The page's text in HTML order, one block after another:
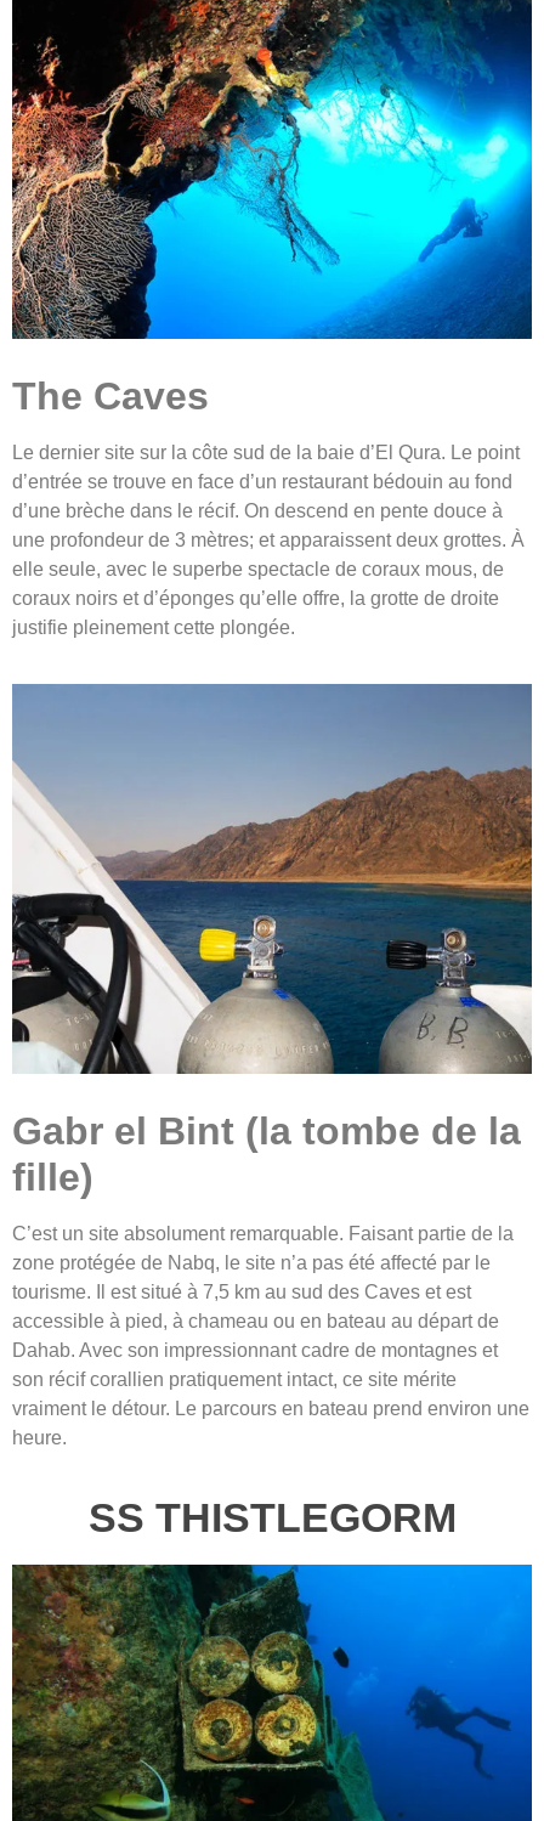
The Caves
Le dernier site sur la côte sud de la baie d’El Qura. Le point
d’entrée se trouve en face d’un restaurant bédouin au fond
d’une brèche dans le récif. On descend en pente douce à
une profondeur de 3 mètres; et apparaissent deux grottes. À
elle seule, avec le superbe spectacle de coraux mous, de
coraux noirs et d’éponges qu’elle offre, la grotte de droite
justifie pleinement cette plongée.
Gabr el Bint (la tombe de la
fille)
C’est un site absolument remarquable. Faisant partie de la
zone protégée de Nabq, le site n’a pas été affecté par le
tourisme. Il est situé à 7,5 km au sud des Caves et est
accessible à pied, à chameau ou en bateau au départ de
Dahab. Avec son impressionnant cadre de montagnes et
son récif corallien pratiquement intact, ce site mérite
vraiment le détour. Le parcours en bateau prend environ une
heure.
SS THISTLEGORM